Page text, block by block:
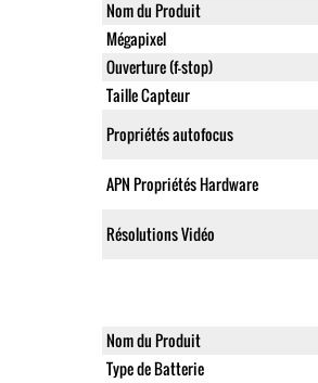
Nom du Produit
Mégapixel
Ouverture (f-stop)
Taille Capteur
Propriétés autofocus
APN Propriétés Hardware
Résolutions Vidéo
Nom du Produit
Type de Batterie